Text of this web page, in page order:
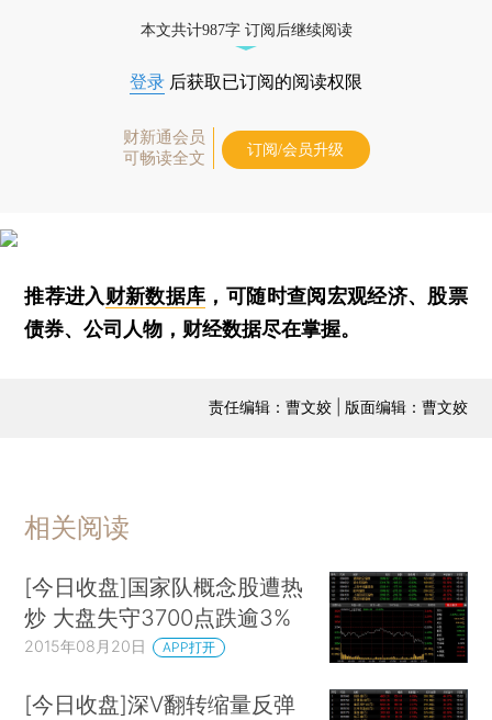
本文共计987字 订阅后继续阅读
登录 后获取已订阅的阅读权限
财新通会员
可畅读全文
订阅/会员升级
推荐进入财新数据库 ，可随时查阅宏观经济、股票
债券、公司人物，财经数据尽在掌握。
责任编辑：曹文姣 | 版面编辑：曹文姣
相关阅读
[今日收盘]国家队概念股遭热
炒 大盘失守3700点跌逾3%
2015年08月20日 APP打开
[今日收盘]深V翻转缩量反弹